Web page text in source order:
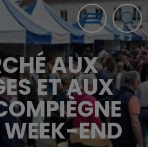
AUX
ET AUX
WEEK-END